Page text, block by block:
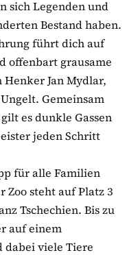
sich Legenden und
Bestand haben.
führt dich auf
offenbart grausame
Jan Mydlar,
Gemeinsam
es dunkle Gassen
jeden Schritt
für alle Familien
Zoo steht auf Platz 3
Tschechien. Bis zu
auf einem
dabei viele Tiere